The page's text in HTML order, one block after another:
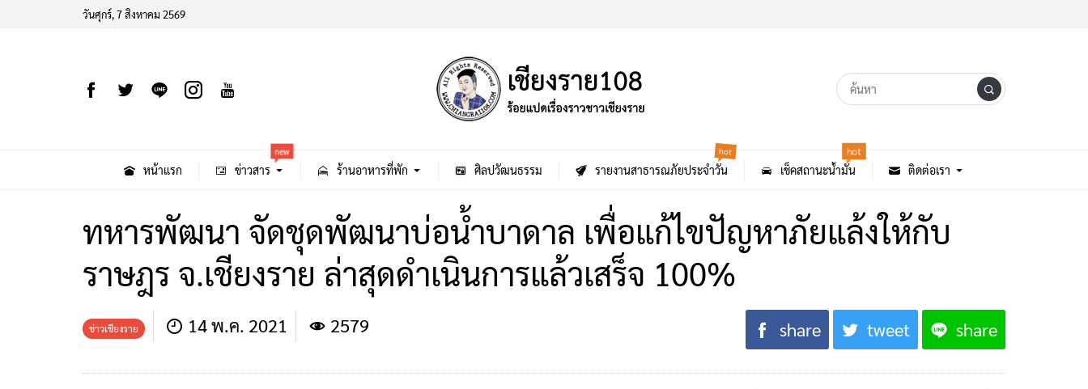
วันศุกร์, 7 สิงหาคม 2569
หน้าแรก ข่าวสาร
new
ร้านอาหารที่พัก ศิลปวัฒนธรรม รายงานสาธารณภัยประจำวัน
hot
เช็คสถานะน้ำมัน
hot
ติดต่อเรา
ทหารพัฒนา​ จัดชุดพัฒนาบ่อน้ำบาดาล เพื่อแก้ไขปัญหาภัยแล้งให้กับ
ราษฎร จ.เชียงราย ล่าสุดดำเนินการแล้วเสร็จ 100%
ข่าวเชียงราย 14 พ.ค. 2021 2579 share tweet share